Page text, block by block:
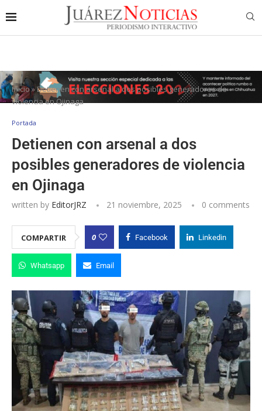
Inicio»Detienen con arsenal a dos posibles generadores de
violencia en Ojinaga
Portada
Detienen con arsenal a dos
posibles generadores de violencia
en Ojinaga
written by EditorJRZ 21 noviembre, 2025 0 comments
COMPARTIR 0 Facebook Linkedin
Whatsapp Email